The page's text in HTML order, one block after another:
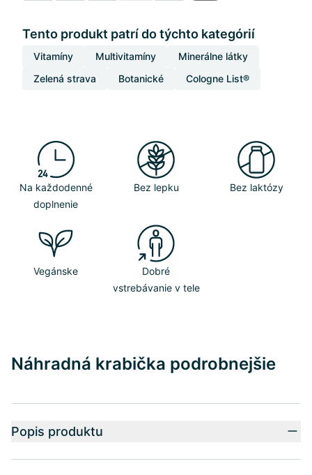
Tento produkt patrí do týchto kategórií
Vitamíny Multivitamíny
Minerálne látky
Zelená strava
Botanické Cologne List®
Na každodenné
doplnenie
Bez lepku Bez laktózy
Vegánske
Dobré
vstrebávanie v tele
Náhradná krabička podrobnejšie
Popis produktu